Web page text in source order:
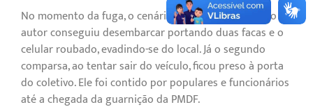
No momento da fuga, o cenário se dividiu: o primeiro
autor conseguiu desembarcar portando duas facas e o
celular roubado, evadindo-se do local. Já o segundo
comparsa, ao tentar sair do veículo, ficou preso à porta
do coletivo. Ele foi contido por populares e funcionários
até a chegada da guarnição da PMDF.